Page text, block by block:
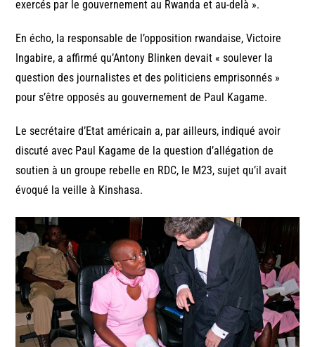
exercés par le gouvernement au Rwanda et au-delà ».
En écho, la responsable de l’opposition rwandaise, Victoire
Ingabire, a affirmé qu’Antony Blinken devait « soulever la
question des journalistes et des politiciens emprisonnés »
pour s’être opposés au gouvernement de Paul Kagame.
Le secrétaire d’Etat américain a, par ailleurs, indiqué avoir
discuté avec Paul Kagame de la question d’allégation de
soutien à un groupe rebelle en RDC, le M23, sujet qu’il avait
évoqué la veille à Kinshasa.